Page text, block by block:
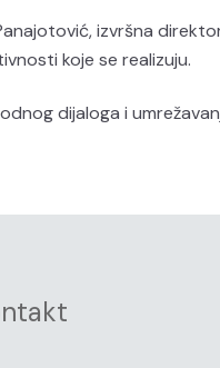
izvršna
koje se realizuju.
dijaloga i